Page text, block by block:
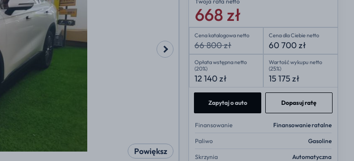
Powiększ
668 zł
Cena katalogowa netto
66 800 zł
Cena dla Ciebie netto
60 700 zł
Opłata wstępna netto
(20%)
12 140 zł
Wartość wykupu netto
(25%)
15 175 zł
Zapytaj o auto Dopasuj ratę
Finansowanie Finansowanie ratalne
Paliwo Gasoline
Skrzynia Automatyczna